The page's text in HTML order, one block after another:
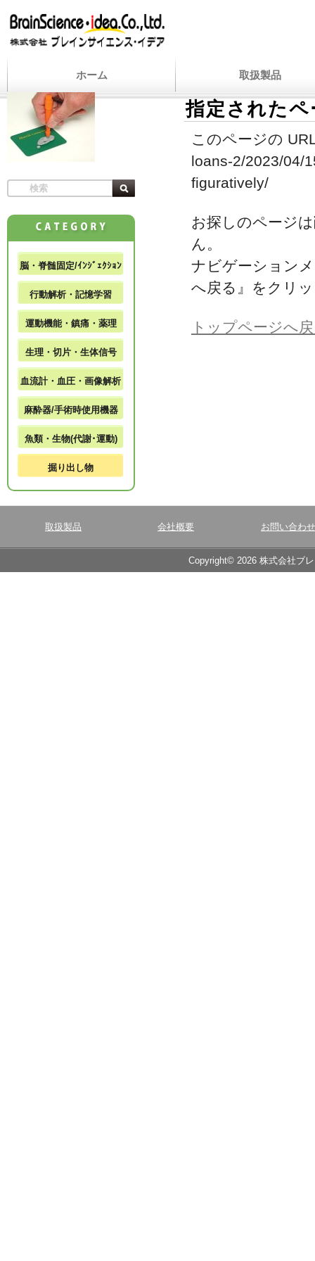
ホーム 取扱製品
指定された
このページの
loans-2/2023/04/
figuratively/
お探しのページ
ん。
ナビゲーション
へ戻る』をクリ
トップページへ
脳・脊髄固定/ｲﾝｼﾞｪｸｼｮﾝ
行動解析・記憶学習
運動機能・鎮痛・薬理
生理・切片・生体信号
血流計・血圧・画像解析
麻酔器/手術時使用機器
魚類・生物(代謝･運動)
掘り出し物
取扱製品 会社概要 お問い合わせ
Copyright© 2026 株式会社ブ